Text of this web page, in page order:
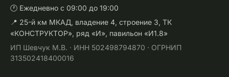
🕐 Ежедневно с 09:00 до 19:00
📍 25-й км МКАД, владение 4, строение 3, ТК
«КОНСТРУКТОР», ряд «И», павильон «И1.8»
ИП Шевчук М.В. · ИНН 502498794870 · ОГРНИП
313502418400016